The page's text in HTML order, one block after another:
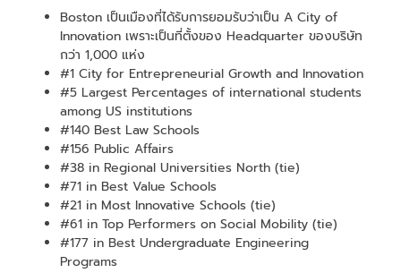
Boston เป็นเมืองที่ได้รับการยอมรับว่าเป็น A City of
Innovation เพราะเป็นที่ตั้งของ Headquarter ของบริษัท
กว่า 1,000 แห่ง
#1 City for Entrepreneurial Growth and Innovation
#5 Largest Percentages of international students
among US institutions
#140 Best Law Schools
#156 Public Affairs
#38 in Regional Universities North (tie)
#71 in Best Value Schools
#21 in Most Innovative Schools (tie)
#61 in Top Performers on Social Mobility (tie)
#177 in Best Undergraduate Engineering
Programs